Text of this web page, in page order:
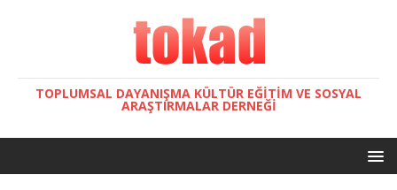
TOPLUMSAL DAYANIŞMA KÜLTÜR EĞITIM VE SOSYAL
ARAŞTIRMALAR DERNEĞI